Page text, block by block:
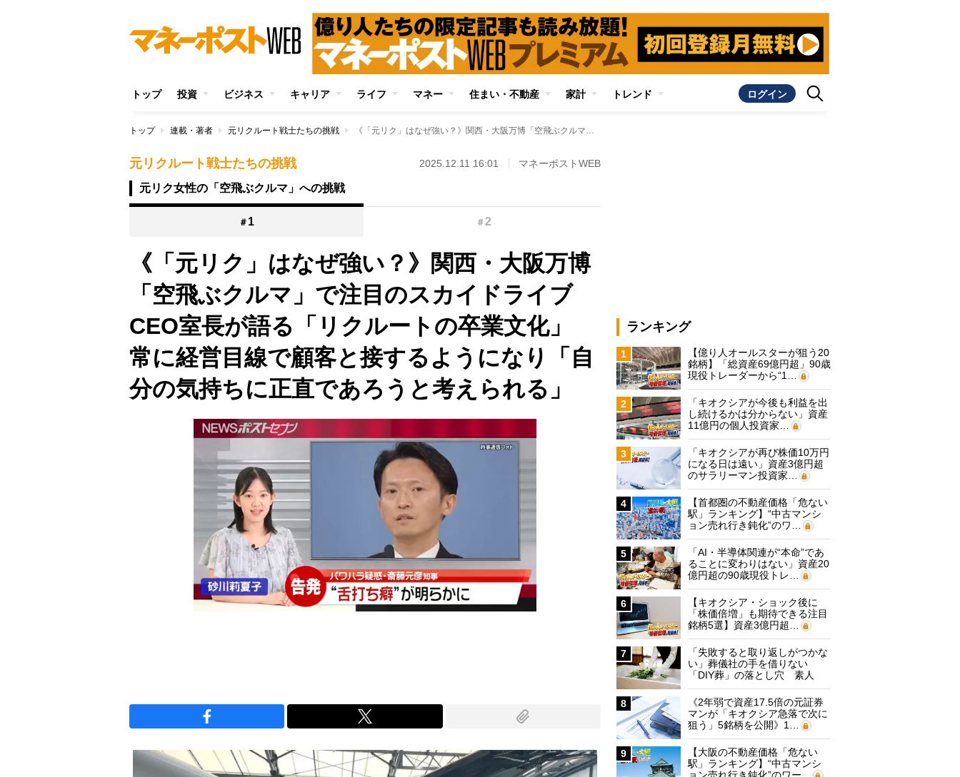
トップ 投資 ビジネス キャリア ライフ マネー 住まい・不動産 家計 トレンド ログイン
トップ 連載・著者 元リクルート戦士たちの挑戦 《「元リク」はなぜ強い？》関西・大阪万博「空飛ぶクルマ」で注目のスカイドライブCEO室長が語る「リクルートの卒業文化」 常に経営目線で顧客と接するようになり「自分の気持ちに正直であろうと考えられる」
元リクルート戦士たちの挑戦 2025.12.11 16:01 マネーポストWEB
元リク女性の「空飛ぶクルマ」への挑戦
＃ 1 ＃2
《「元リク」はなぜ強い？》関西・大阪万博
「空飛ぶクルマ」で注目のスカイドライブ
CEO室長が語る「リクルートの卒業文化」
常に経営目線で顧客と接するようになり「自
分の気持ちに正直であろうと考えられる」
ランキング
1
【億り人オールスターが狙う20
銘柄】「総資産69億円超」90歳
現役トレーダーから“1…
2
「キオクシアが今後も利益を出
し続けるかは分からない」資産
11億円の個人投資家…
3
「キオクシアが再び株価10万円
になる日は遠い」資産3億円超
のサラリーマン投資家…
4
【首都圏の不動産価格「危ない
駅」ランキング】“中古マンシ
ョン売れ行き鈍化”のワ…
5
「AI・半導体関連が“本命”であ
ることに変わりはない」資産20
億円超の90歳現役トレ…
6
【キオクシア・ショック後に
「株価倍増」も期待できる注目
銘柄5選】資産3億円超…
7
「失敗すると取り返しがつかな
い」葬儀社の手を借りない
「DIY葬」の落とし穴 素人
に…
8
《2年弱で資産17.5倍の元証券
マンが「キオクシア急落で次に
狙う」5銘柄を公開》1…
9
【大阪の不動産価格「危ない
駅」ランキング】“中古マンシ